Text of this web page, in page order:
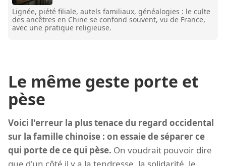
Lignée, piété filiale, autels familiaux, généalogies : le culte
des ancêtres en Chine se confond souvent, vu de France,
avec une pratique religieuse.
Le même geste porte et
pèse
Voici l'erreur la plus tenace du regard occidental
sur la famille chinoise : on essaie de séparer ce
qui porte de ce qui pèse. On voudrait pouvoir dire